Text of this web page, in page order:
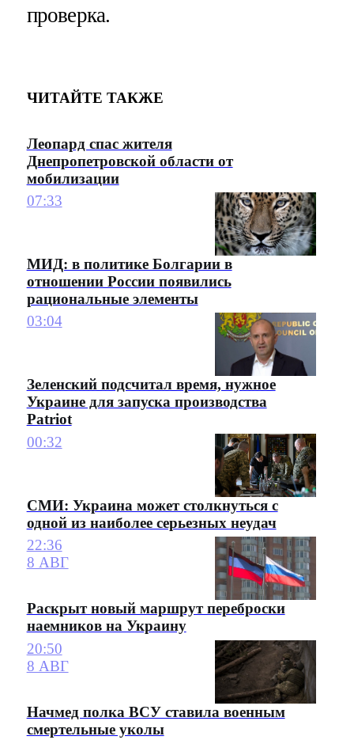
проверка.
ЧИТАЙТЕ ТАКЖЕ
Леопард спас жителя
Днепропетровской области от
мобилизации
07:33
МИД: в политике Болгарии в
отношении России появились
рациональные элементы
03:04
Зеленский подсчитал время, нужное
Украине для запуска производства
Patriot
00:32
СМИ: Украина может столкнуться с
одной из наиболее серьезных неудач
22:36
8 АВГ
Раскрыт новый маршрут переброски
наемников на Украину
20:50
8 АВГ
Начмед полка ВСУ ставила военным
смертельные уколы